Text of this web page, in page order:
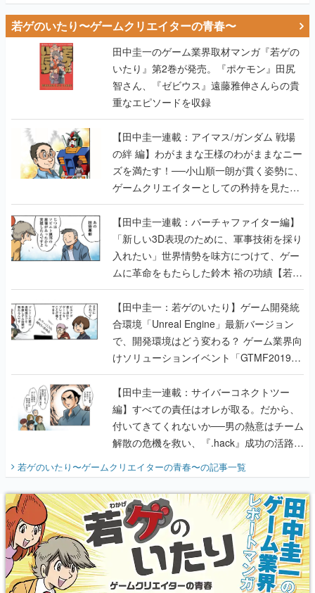
若ゲのいたり〜ゲームクリエイターの青春〜
田中圭一のゲーム業界取材マンガ『若ゲの
いたり』第2巻が発売。『ポケモン』田尻
智さん、『ゼビウス』遠藤雅伸さんらの貴
重なエピソードを収録
【田中圭一連載：アイマス/ガンダム 戦場
の絆 編】わがままな王様のわがままなニー
ズを満たす！──小山順一朗が貫く姿勢に、
ゲームクリエイターとしての矜持を見た
【若ゲのいたり最終回】
【田中圭一連載：バーチャファイター編】
「新しい3D表現のために、軍事技術を採り
入れたい」世界情勢を味方につけて、ゲー
ムに革命をもたらした鈴木 裕の功績【若ゲ
のいたり】
【田中圭一：若ゲのいたり】ゲーム開発統
合環境「Unreal Engine」最新バージョン
で、開発環境はどう変わる？ ゲーム業界向
けソリューションイベント「GTMF2019」
に行って、より理解を深めよう【PR】
【田中圭一連載：サイバーコネクトツー
編】すべての責任はオレが取る。だから、
付いてきてくれないか──男の熱意はチーム
解散の危機を救い、『.hack』成功の活路を
『少年ジャンプ』色だった【若ゲのいた
り】
若ゲのいたり〜ゲームクリエイターの青春〜の記事一覧